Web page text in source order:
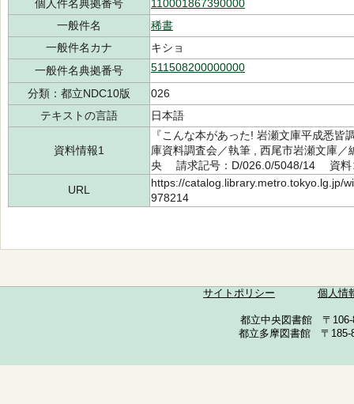
個人件名典拠番号
110001867390000
一般件名
稀書
一般件名カナ
キショ
一般件名典拠番号
511508200000000
分類：都立NDC10版
026
テキストの言語
日本語
資料情報1
『こんな本があった! 岩瀬文庫平成悉
庫資料調査会／執筆 , 西尾市岩瀬文庫
央 請求記号：D/026.0/5048/14 資料
URL
https://catalog.library.metro.tokyo.lg.jp/
978214
サイトポリシー 個人情
都立中央図書館 〒
都立多摩図書館 〒185-